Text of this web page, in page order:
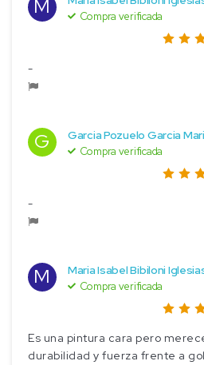
M
Compra verificada
-
G Garcia Pozuelo Garcia
Compra verificada
-
M Maria Isabel Bibiloni
Compra verificada
Es una pintura cara pero
durabilidad y fuerza frente a